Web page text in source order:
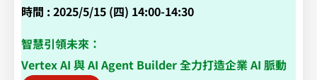
時間 : 2025/5/15 (四) 14:00-14:30
智慧引領未來：
Vertex AI 與 AI Agent Builder 全力打造企業 AI 脈動